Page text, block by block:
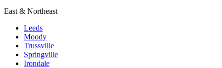
East & Northeast
Leeds
Moody
Trussville
Springville
Irondale